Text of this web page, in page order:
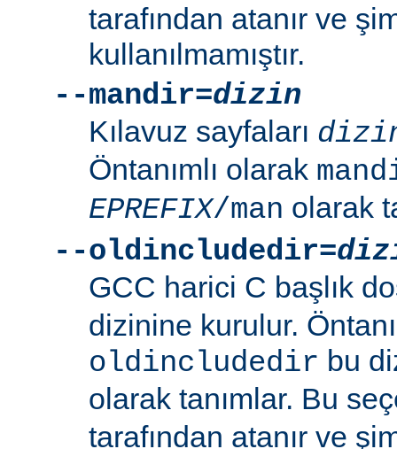
tarafından atanır ve
kullanılmamıştır.
--mandir=dizin
Kılavuz sayfaları
Öntanımlı olarak
EPREFIX/man olarak
--oldincludedir=
GCC harici C başlık
dizinine kurulur.
oldincludedir bu
olarak tanımlar. Bu
tarafından atanır ve